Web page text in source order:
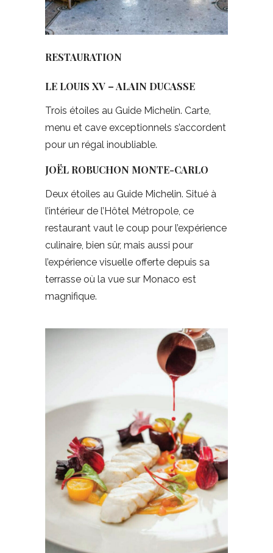
RESTAURATION
LE LOUIS XV – ALAIN DUCASSE
Trois étoiles au Guide Michelin. Carte,
menu et cave exceptionnels s’accordent
pour un régal inoubliable.
JOËL ROBUCHON MONTE-CARLO
Deux étoiles au Guide Michelin. Situé à
l’intérieur de l’Hôtel Métropole, ce
restaurant vaut le coup pour l’expérience
culinaire, bien sûr, mais aussi pour
l’expérience visuelle offerte depuis sa
terrasse où la vue sur Monaco est
magnifique.